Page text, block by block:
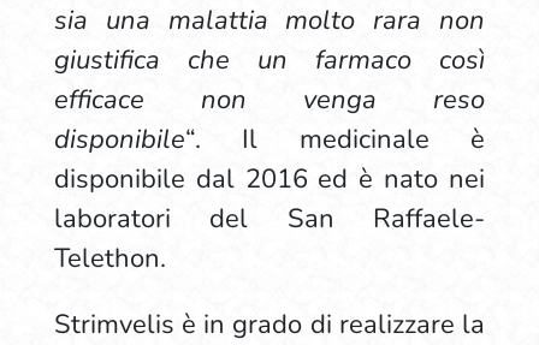
sia una malattia molto rara non
giustifica che un farmaco così
efficace non venga reso
disponibile“. Il medicinale è
disponibile dal 2016 ed è nato nei
laboratori del San Raffaele-
Telethon.
Strimvelis è in grado di realizzare la